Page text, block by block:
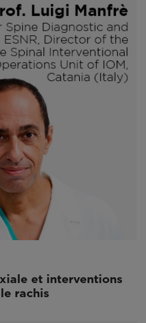
et interventions
rachis